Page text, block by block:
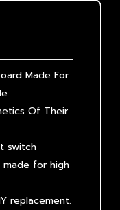
Made For
Of Their
switch
for high
replacement.